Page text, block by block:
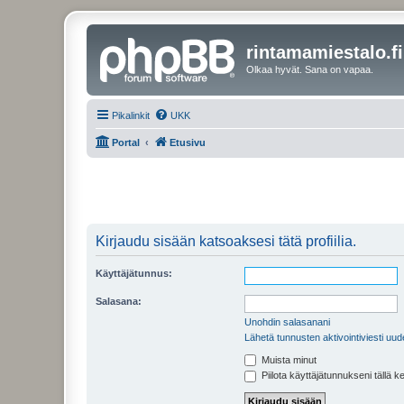
rintamamiestalo.fi
Olkaa hyvät. Sana on vapaa.
Pikalinkit UKK
Portal Etusivu
Kirjaudu sisään katsoaksesi tätä profiilia.
Käyttäjätunnus:
Salasana:
Unohdin salasanani
Lähetä tunnusten aktivointiviesti
Muista minut
Piilota käyttäjätunnukseni tällä